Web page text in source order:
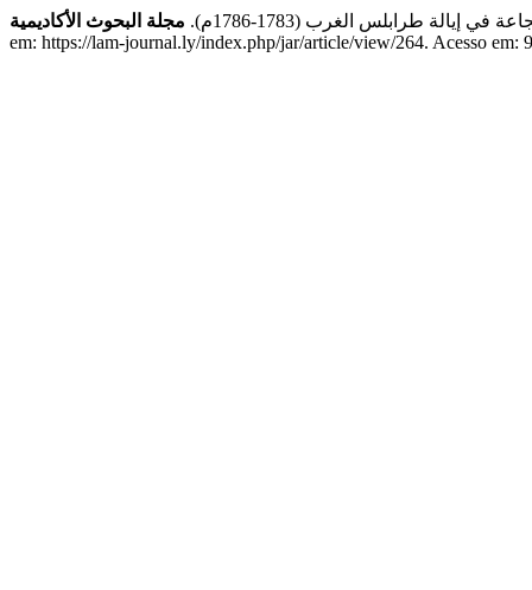
إيالة طرابلس الغرب (1783-1786م).
مجلة البحوث الأكاديمية
em: https://lam-journal.ly/index.php/jar/article/view/264. Acesso em: